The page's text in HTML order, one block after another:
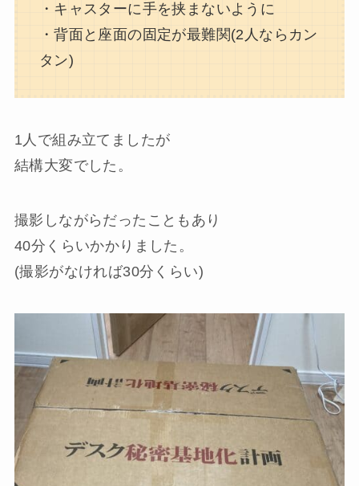
・キャスターに手を挟まないように
・背面と座面の固定が最難関(2人ならカン
タン)
1人で組み立てましたが
結構大変でした 。
撮影しながらだったこともあり
40分くらいかかりました 。
(撮影がなければ30分くらい)